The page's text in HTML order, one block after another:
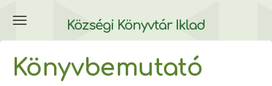
Községi Könyvtár Iklad
Könyvbemutató